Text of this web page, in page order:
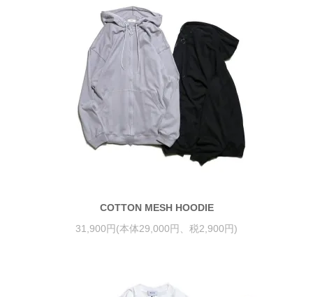
COTTON MESH HOODIE
31,900円(本体29,000円、税2,900円)